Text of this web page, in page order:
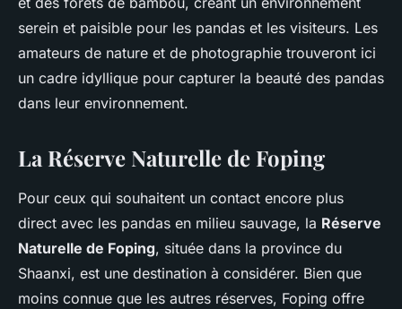
serein et paisible pour les pandas et les visiteurs. Les
amateurs de nature et de photographie trouveront ici
un cadre idyllique pour capturer la beauté des pandas
dans leur environnement.
La Réserve Naturelle de Foping
Pour ceux qui souhaitent un contact encore plus
direct avec les pandas en milieu sauvage, la Réserve
Naturelle de Foping, située dans la province du
Shaanxi, est une destination à considérer. Bien que
moins connue que les autres réserves, Foping offre